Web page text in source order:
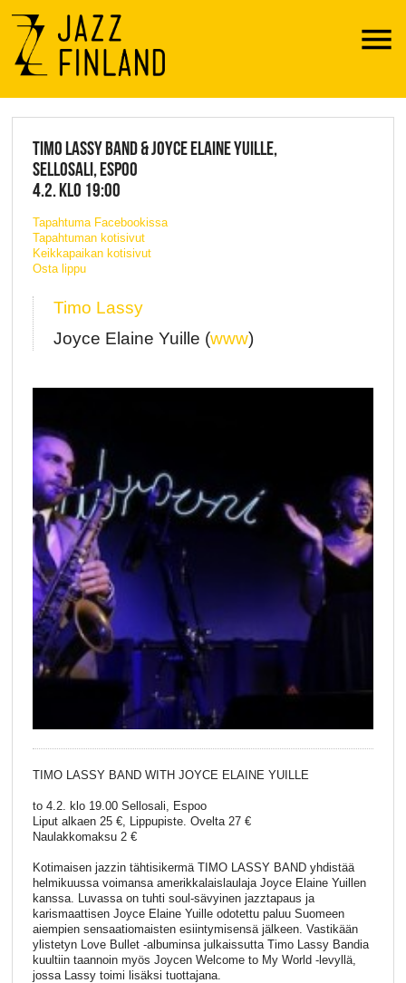
Menu
JAZZ FINLAND LIVE
TIMO LASSY BAND & JOYCE ELAINE YUILLE,
SELLOSALI, ESPOO
4.2. KLO 19:00
Tapahtuma Facebookissa
Tapahtuman kotisivut
Keikkapaikan kotisivut
Osta lippu
Timo Lassy
Joyce Elaine Yuille (www)
TIMO LASSY BAND WITH JOYCE ELAINE YUILLE
to 4.2. klo 19.00 Sellosali, Espoo
Liput alkaen 25 €, Lippupiste. Ovelta 27 €
Naulakkomaksu 2 €
Kotimaisen jazzin tähtisikermä TIMO LASSY BAND yhdistää
helmikuussa voimansa amerikkalaislaulaja Joyce Elaine Yuillen
kanssa. Luvassa on tuhti soul-sävyinen jazztapaus ja
karismaattisen Joyce Elaine Yuille odotettu paluu Suomeen
aiempien sensaatiomaisten esiintymisensä jälkeen. Vastikään
ylistetyn Love Bullet -albuminsa julkaissutta Timo Lassy Bandia
kuultiin taannoin myös Joycen Welcome to My World -levyllä,
jossa Lassy toimi lisäksi tuottajana.